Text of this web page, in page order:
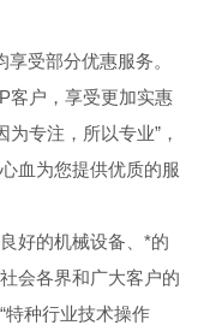
受部分优惠服务。
客户，享受更加实惠
专注，所以专业”，
血为您提供优质的服
好的机械设备、*的
会各界和广大客户的
特种行业技术操作